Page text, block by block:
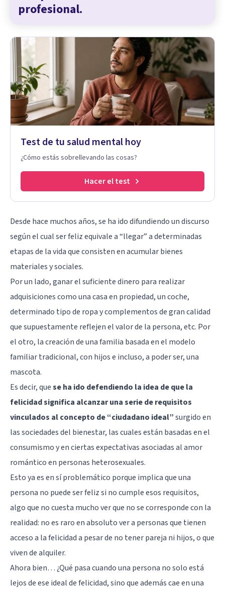
profesional.
Test de tu salud mental hoy
¿Cómo estás sobrellevando las cosas?
Hacer el test
Desde hace muchos años, se ha ido difundiendo un discurso
según el cual ser feliz equivale a “llegar” a determinadas
etapas de la vida que consisten en acumular bienes
materiales y sociales.
Por un lado, ganar el suficiente dinero para realizar
adquisiciones como una casa en propiedad, un coche,
determinado tipo de ropa y complementos de gran calidad
que supuestamente reflejen el valor de la persona, etc. Por
el otro, la creación de una familia basada en el modelo
familiar tradicional, con hijos e incluso, a poder ser, una
mascota.
Es decir, quese ha ido defendiendo la idea de que la
felicidad significa alcanzar una serie de requisitos
vinculados al concepto de “ciudadano ideal”surgido en
las sociedades del bienestar, las cuales están basadas en el
consumismo y en ciertas expectativas asociadas al amor
romántico en personas heterosexuales.
Esto ya es en sí problemático porque implica que una
persona no puede ser feliz si no cumple esos requisitos,
algo que no cuesta mucho ver que no se corresponde con la
realidad: no es raro en absoluto ver a personas que tienen
acceso a la felicidad a pesar de no tener pareja ni hijos, o que
viven de alquiler.
Ahora bien… ¿Qué pasa cuando una persona no solo está
lejos de ese ideal de felicidad, sino que además cae en una